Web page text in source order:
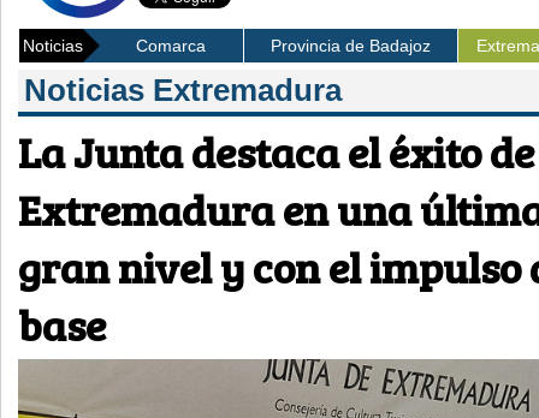
Noticias Comarca Provincia de Badajoz
Noticias Extremadura
La Junta destaca el éxito
Extremadura en una
gran nivel y con el impulso
base